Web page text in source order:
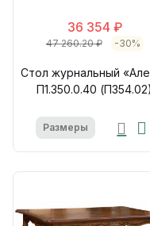
36 354 ₽
47 260.20 ₽ -30%
Стол журнальный
П1.350.0.40 (П354.02)
Размеры